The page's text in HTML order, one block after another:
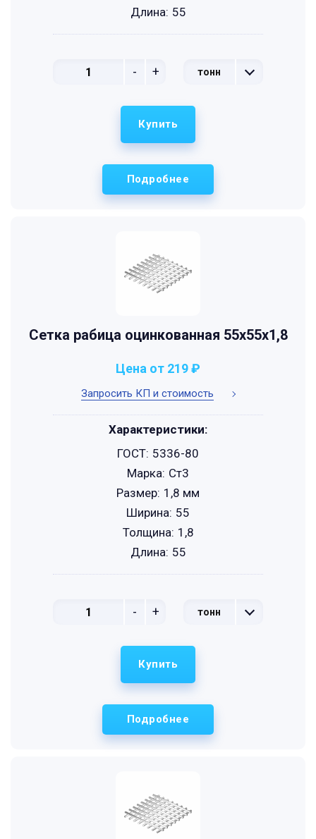
- + тонн
Длина: 55
Подробнее
Купить
Сетка рабица оцинкованная 55х55х1,8
Запросить КП и стоимость
Цена от 219 ₽
- + тонн
Характеристики:
ГОСТ: 5336-80
Марка: Ст3
Размер: 1,8 мм
Ширина: 55
Толщина: 1,8
Длина: 55
Подробнее
Купить